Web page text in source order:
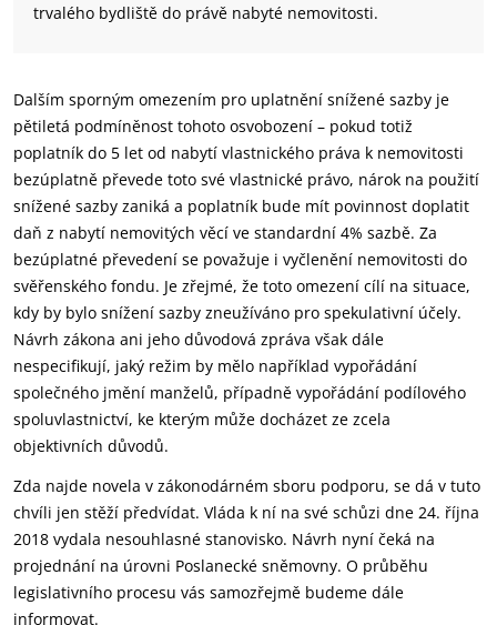
trvalého bydliště do právě nabyté nemovitosti.
Dalším sporným omezením pro uplatnění snížené sazby je
pětiletá podmíněnost tohoto osvobození – pokud totiž
poplatník do 5 let od nabytí vlastnického práva k nemovitosti
bezúplatně převede toto své vlastnické právo, nárok na použití
snížené sazby zaniká a poplatník bude mít povinnost doplatit
daň z nabytí nemovitých věcí ve standardní 4% sazbě. Za
bezúplatné převedení se považuje i vyčlenění nemovitosti do
svěřenského fondu. Je zřejmé, že toto omezení cílí na situace,
kdy by bylo snížení sazby zneužíváno pro spekulativní účely.
Návrh zákona ani jeho důvodová zpráva však dále
nespecifikují, jaký režim by mělo například vypořádání
společného jmění manželů, případně vypořádání podílového
spoluvlastnictví, ke kterým může docházet ze zcela
objektivních důvodů.
Zda najde novela v zákonodárném sboru podporu, se dá v tuto
chvíli jen stěží předvídat. Vláda k ní na své schůzi dne 24. října
2018 vydala nesouhlasné stanovisko. Návrh nyní čeká na
projednání na úrovni Poslanecké sněmovny. O průběhu
legislativního procesu vás samozřejmě budeme dále
informovat.